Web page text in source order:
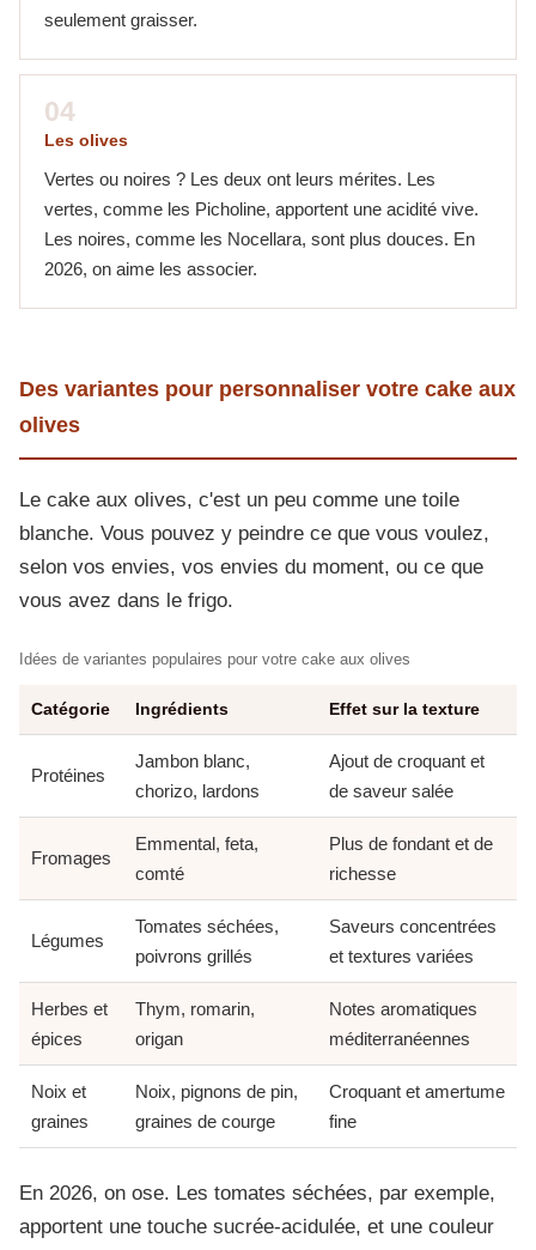
seulement graisser.
04
Les olives
Vertes ou noires ? Les deux ont leurs mérites. Les
vertes, comme les Picholine, apportent une acidité vive.
Les noires, comme les Nocellara, sont plus douces. En
2026, on aime les associer.
Des variantes pour personnaliser votre cake aux
olives
Le cake aux olives, c'est un peu comme une toile
blanche. Vous pouvez y peindre ce que vous voulez,
selon vos envies, vos envies du moment, ou ce que
vous avez dans le frigo.
Idées de variantes populaires pour votre cake aux olives
Catégorie Ingrédients Effet sur la texture
Protéines
Jambon blanc,
chorizo, lardons
Ajout de croquant et
de saveur salée
Fromages
Emmental, feta,
comté
Plus de fondant et de
richesse
Légumes
Tomates séchées,
poivrons grillés
Saveurs concentrées
et textures variées
Herbes et
épices
Thym, romarin,
origan
Notes aromatiques
méditerranéennes
Noix et
graines
Noix, pignons de pin,
graines de courge
Croquant et amertume
fine
En 2026, on ose. Les tomates séchées, par exemple,
apportent une touche sucrée-acidulée, et une couleur